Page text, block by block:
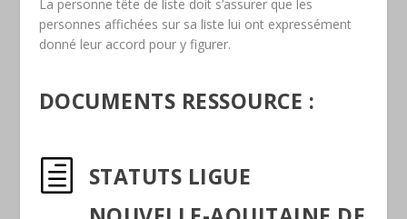
La personne tête de liste doit s’assurer que les
personnes affichées sur sa liste lui ont expressément
donné leur accord pour y figurer.
DOCUMENTS RESSOURCE :
h
STATUTS LIGUE